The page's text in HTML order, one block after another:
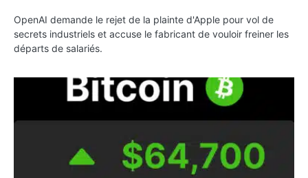
OpenAI demande le rejet de la plainte d'Apple pour vol de
secrets industriels et accuse le fabricant de vouloir freiner les
départs de salariés.
Bitcoin grimpe au-dessus de 64 000 dollars avant